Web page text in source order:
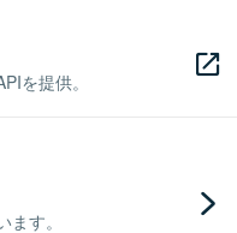
を提供。
す。